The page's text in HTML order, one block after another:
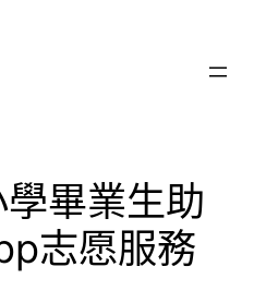
畢業生助
志愿服務